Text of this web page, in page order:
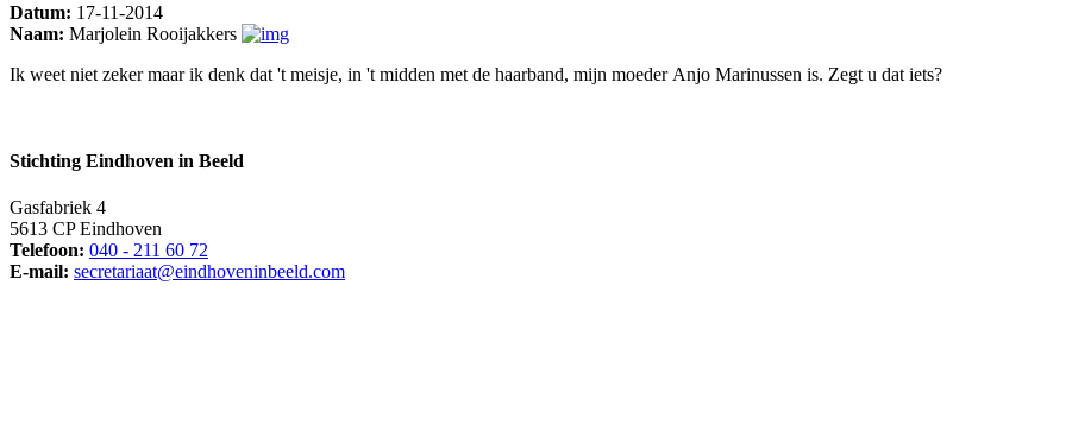
Datum: 17-11-2014
Naam: Marjolein Rooijakkers
Ik weet niet zeker maar ik denk dat 't meisje, in 't midden met de haarband, mijn moeder Anjo Marinussen is. Zegt u dat iets?
Stichting Eindhoven in Beeld
Gasfabriek 4
5613 CP Eindhoven
Telefoon: 040 - 211 60 72
E-mail: secretariaat@eindhoveninbeeld.com